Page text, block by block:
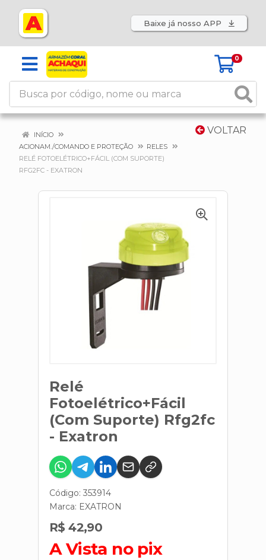
Baixe já nosso APP
0
VOLTAR
INÍCIO
ACIONAM./COMANDO E PROTEÇÃO
RELES
RELÉ FOTOELÉTRICO+FÁCIL (COM SUPORTE)
RFG2FC - EXATRON
Relé
Fotoelétrico+Fácil
(Com Suporte) Rfg2fc
- Exatron
Código: 353914
Marca: EXATRON
R$ 42,90
A Vista no pix